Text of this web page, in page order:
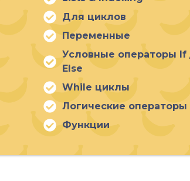
Для циклов
Переменные
Условные операторы If
Else
While циклы
Логические операторы
Функции